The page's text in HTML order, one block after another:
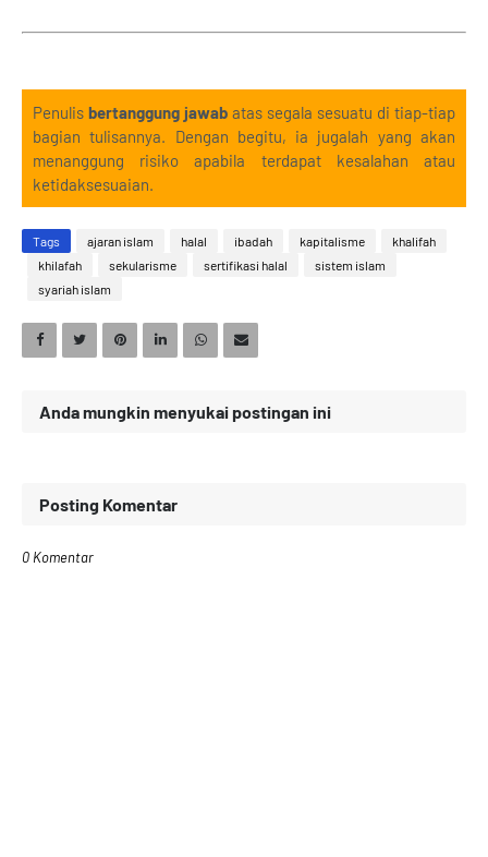
Penulis bertanggung jawab atas segala sesuatu di tiap-tiap
bagian tulisannya. Dengan begitu, ia jugalah yang akan
menanggung risiko apabila terdapat kesalahan atau
ketidaksesuaian.
Tags ajaran islam halal ibadah kapitalisme
khalifah
khilafah
sekularisme sertifikasi halal
sistem islam
syariah islam
Anda mungkin menyukai postingan ini
Posting Komentar
0 Komentar